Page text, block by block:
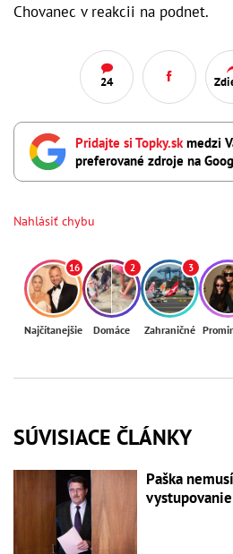
Chovanec v reakcii na podnet.
24
Pridajte si Topky.sk medzi
preferované zdroje na
Nahlásiť chybu
16
Najčítanejšie
2
Domáce
3
Zahraničné
SÚVISIACE ČLÁNKY
Paška